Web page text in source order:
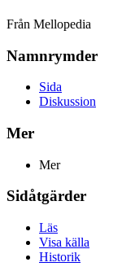
Från Mellopedia
Namnrymder
Sida
Diskussion
Mer
Mer
Sidåtgärder
Läs
Visa källa
Historik